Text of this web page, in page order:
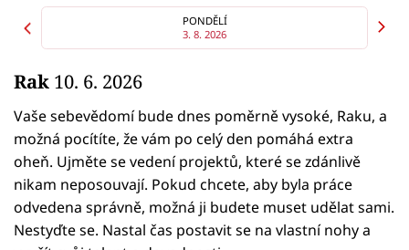
Seriály
Horoskopy
Sledujte prima+
Filmový festival Karlovy Vary
Pořady
PONDĚLÍ
3. 8. 2026
Rak 10. 6. 2026
Vaše sebevědomí bude dnes poměrně vysoké, Raku, a
možná pocítíte, že vám po celý den pomáhá extra
oheň. Ujměte se vedení projektů, které se zdánlivě
nikam neposouvají. Pokud chcete, aby byla práce
odvedena správně, možná ji budete muset udělat sami.
Nestyďte se. Nastal čas postavit se na vlastní nohy a